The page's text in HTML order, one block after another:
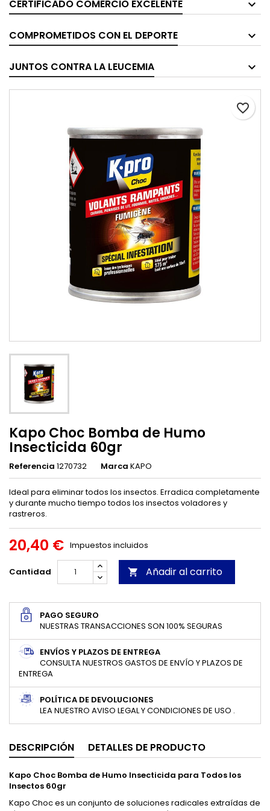
CERTIFICADO COMERCIO EXCELENTE
COMPROMETIDOS CON EL DEPORTE
JUNTOS CONTRA LA LEUCEMIA
favorite_border
Kapo Choc Bomba de Humo
Insecticida 60gr
Referencia 1270732 Marca KAPO
Ideal para eliminar todos los insectos. Erradica completamente
y durante mucho tiempo todos los insectos voladores y
rastreros.
20,40 € Impuestos incluidos
Cantidad  Añadir al carrito
PAGO SEGURO
NUESTRAS TRANSACCIONES SON 100% SEGURAS
ENVÍOS Y PLAZOS DE ENTREGA
CONSULTA NUESTROS GASTOS DE ENVÍO Y PLAZOS DE
ENTREGA
POLÍTICA DE DEVOLUCIONES
LEA NUESTRO AVISO LEGAL Y CONDICIONES DE USO .
DESCRIPCIÓN DETALLES DE PRODUCTO
Kapo Choc Bomba de Humo Insecticida para Todos los
Insectos 60gr
Kapo Choc es un conjunto de soluciones radicales extraídas de